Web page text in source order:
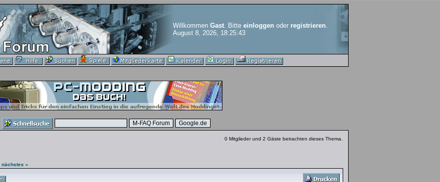
Willkommen Gast. Bitte einloggenoder registrieren.
August 8, 2026, 18:25:43
nächstes »
0 Mitglieder und 2 Gäste betrachten dieses Thema.